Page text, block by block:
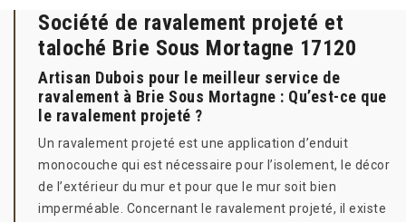
Société de ravalement projeté et
taloché Brie Sous Mortagne 17120
Artisan Dubois pour le meilleur service de
ravalement à Brie Sous Mortagne : Qu’est-ce que
le ravalement projeté ?
Un ravalement projeté est une application d’enduit
monocouche qui est nécessaire pour l’isolement, le décor
de l’extérieur du mur et pour que le mur soit bien
imperméable. Concernant le ravalement projeté, il existe